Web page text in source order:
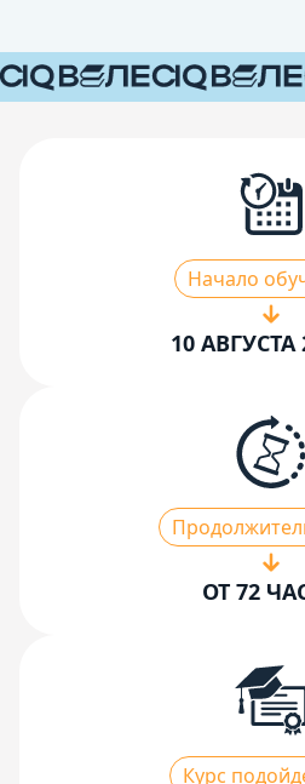
Начало
10 АВГУСТА
ОТ 72
Курс